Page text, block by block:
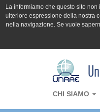
La informiamo che questo sito
ulteriore espressione della nostra
nella navigazione. Se vuole
CHI SIAMO